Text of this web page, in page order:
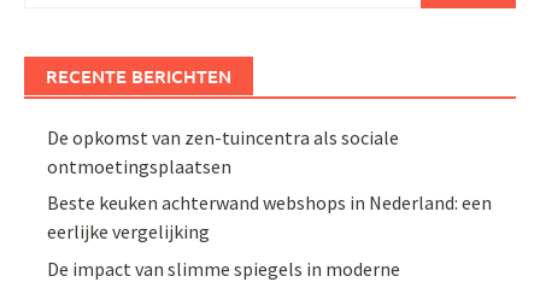
RECENTE BERICHTEN
De opkomst van zen-tuincentra als sociale
ontmoetingsplaatsen
Beste keuken achterwand webshops in Nederland: een
eerlijke vergelijking
De impact van slimme spiegels in moderne